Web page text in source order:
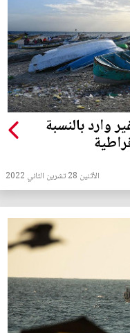
وارد بالنسبة
الأثنين 28 تشرين الثاني 2022